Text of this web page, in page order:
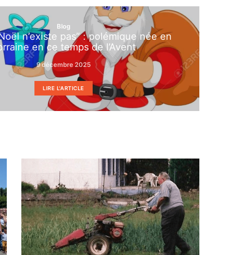
Blog
n’existe pas” : polémique née en
en ce temps de l’Avent
9 décembre 2025
LIRE L'ARTICLE